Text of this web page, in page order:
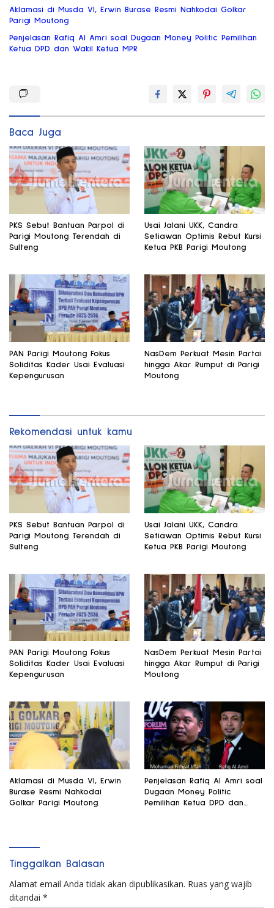
Aklamasi di Musda VI, Erwin Burase Resmi Nahkodai Golkar
Parigi Moutong
Penjelasan Rafiq Al Amri soal Dugaan Money Politic Pemilihan
Ketua DPD dan Wakil Ketua MPR
Baca Juga
PKS Sebut Bantuan Parpol di
Parigi Moutong Terendah di
Sulteng
Usai Jalani UKK, Candra
Setiawan Optimis Rebut Kursi
Ketua PKB Parigi Moutong
PAN Parigi Moutong Fokus
Soliditas Kader Usai Evaluasi
Kepengurusan
NasDem Perkuat Mesin Partai
hingga Akar Rumput di Parigi
Moutong
Rekomendasi untuk kamu
PKS Sebut Bantuan Parpol di
Parigi Moutong Terendah di
Sulteng
Usai Jalani UKK, Candra
Setiawan Optimis Rebut Kursi
Ketua PKB Parigi Moutong
PAN Parigi Moutong Fokus
Soliditas Kader Usai Evaluasi
Kepengurusan
NasDem Perkuat Mesin Partai
hingga Akar Rumput di Parigi
Moutong
Aklamasi di Musda VI, Erwin
Burase Resmi Nahkodai
Golkar Parigi Moutong
Penjelasan Rafiq Al Amri soal
Dugaan Money Politic
Pemilihan Ketua DPD dan
Tinggalkan Balasan
Alamat email Anda tidak akan dipublikasikan. Ruas yang wajib
ditandai *